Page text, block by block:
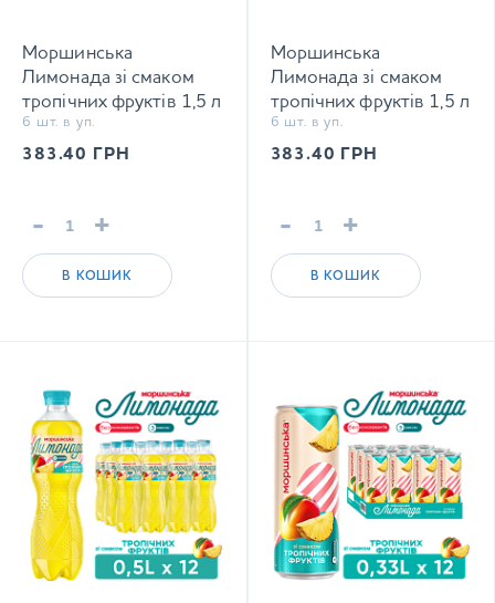
Моршинська
Лимонада зі смаком
тропічних фруктів 1,5 л
соковмісний
середньогазований
6 шт. в уп.
383.40 ГРН
- +
В КОШИК
Моршинська
Лимонада зі смаком
тропічних фруктів 1,5 л
соковмісний
середньогазований
6 шт. в уп.
383.40 ГРН
- +
В КОШИК